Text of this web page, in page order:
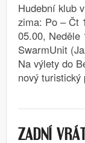
Hudební klub
zima: Po – Čt
05.00, Neděle
SwarmUnit
Na výlety do
nový turistický
ZADNÍ